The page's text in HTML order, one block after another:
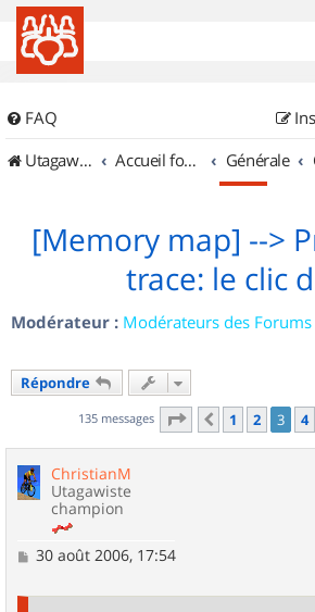
FAQ
UtagawaVTT (Randos VTT et VTTAE avec traces GPS)
Accueil forum Générale
[Memory map] -->
trace: le clic
Modérateur : Modérateurs des Forums
Répondre
135 messages Page 3sur
Précédent
1 2 3 4
ChristianM
Utagawiste
champion
M
30 août 2006, 17:54